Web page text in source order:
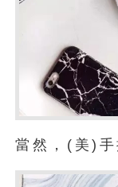
當然，(美)手